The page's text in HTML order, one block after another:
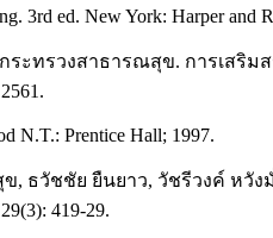
3rd ed. New York: Harper and
ะทรวงสาธารณสุข. การเสริ
N.T.: Prentice Hall; 1997.
, ธวัชชัย ยืนยาว, วัชรีวงค์ ห
419-29.